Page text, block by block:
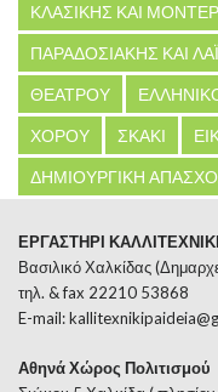
ΚΛΑΣΙΚΗΣ ΚΑΙ
ΠΑΡΑΔΟΣΙΑΚΗΣ ΚΑΙ
ΘΕΑΤΡΟΥ
ΧΟΡΟΥ
ΣΚΑΚΙ
ΔΗΜΙΟΥΡΓΙΚΗ
ΕΡΓΑΣΤΗΡΙ
Βασιλικό Χαλκίδας
τηλ. & fax 22210 53868
E-mail:
Αθηνά Χώρος Πολιτισμού